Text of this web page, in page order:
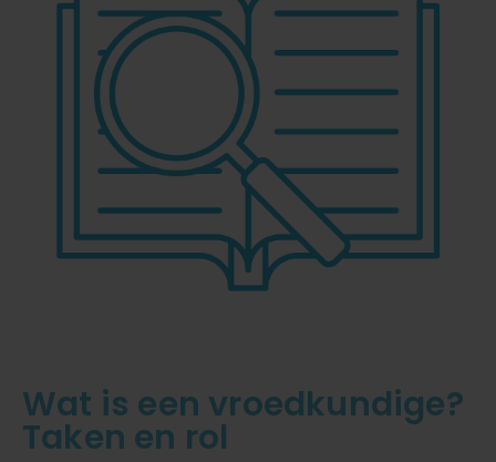
Wat is een vroedkundige?
Taken en rol